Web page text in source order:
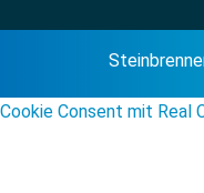
Cookie Consent mit Real